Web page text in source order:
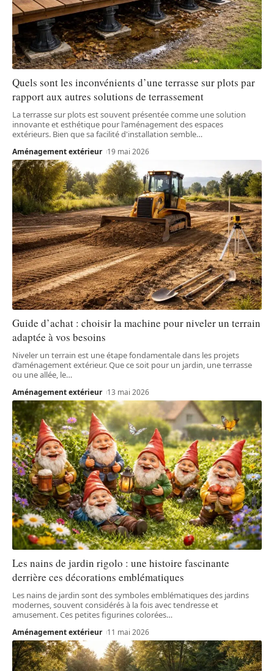
Quels sont les inconvénients d’une terrasse sur plots par
rapport aux autres solutions de terrassement
La terrasse sur plots est souvent présentée comme une solution
innovante et esthétique pour l'aménagement des espaces
extérieurs. Bien que sa facilité d'installation semble…
Aménagement extérieur 19 mai 2026
Guide d’achat : choisir la machine pour niveler un terrain
adaptée à vos besoins
Niveler un terrain est une étape fondamentale dans les projets
d’aménagement extérieur. Que ce soit pour un jardin, une terrasse
ou une allée, le…
Aménagement extérieur 13 mai 2026
Les nains de jardin rigolo : une histoire fascinante
derrière ces décorations emblématiques
Les nains de jardin sont des symboles emblématiques des jardins
modernes, souvent considérés à la fois avec tendresse et
amusement. Ces petites figurines colorées…
Aménagement extérieur 11 mai 2026